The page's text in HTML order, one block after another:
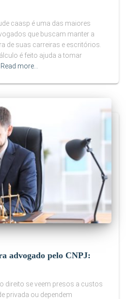
caasp é uma das maiores
que buscam manter a
de suas carreiras e escritórios.
é feito ajuda a tomar
Read more…
advogado pelo CNPJ:
direito se veem presos a custos
privada ou dependem